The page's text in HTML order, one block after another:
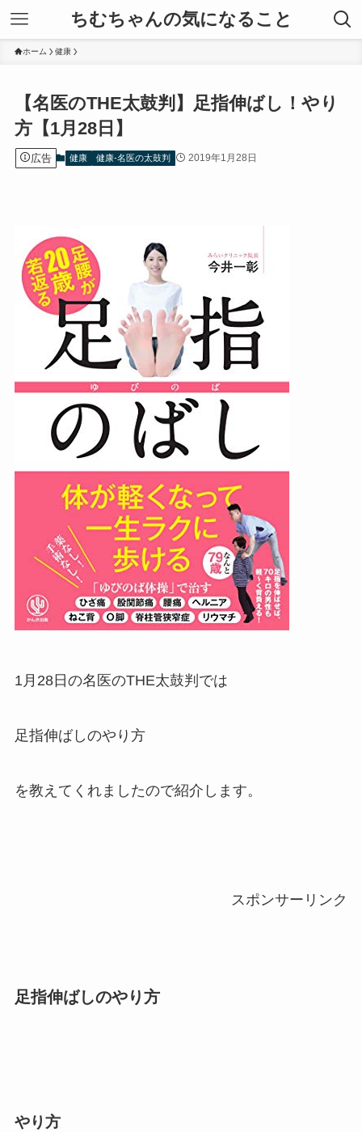
ちむちゃんの気になること
ホーム 健康
【名医のTHE太鼓判】足指伸ばし！やり
方【1月28日】
広告 健康 健康-名医の太鼓判 2019年1月28日
1月28日の名医のTHE太鼓判では
足指伸ばしのやり方
を教えてくれましたので紹介します。
スポンサーリンク
足指伸ばしのやり方
やり方